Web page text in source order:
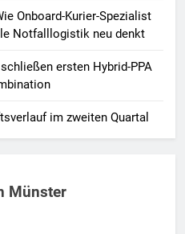
Onboard-Kurier-Spezialist
Notfalllogistik neu denkt
ersten Hybrid-PPA
im zweiten Quartal
Münster